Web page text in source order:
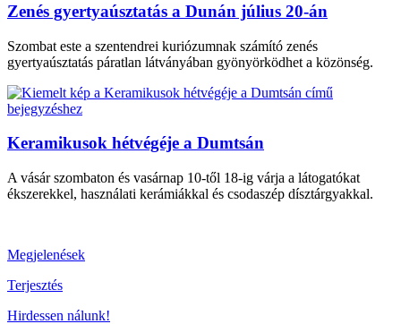
Zenés gyertyaúsztatás a Dunán július 20-án
Szombat este a szentendrei kuriózumnak számító zenés
gyertyaúsztatás páratlan látványában gyönyörködhet a közönség.
Keramikusok hétvégéje a Dumtsán
A vásár szombaton és vasárnap 10-től 18-ig várja a látogatókat
ékszerekkel, használati kerámiákkal és csodaszép dísztárgyakkal.
Megjelenések
Terjesztés
Hirdessen nálunk!